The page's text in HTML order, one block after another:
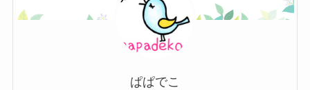
ぱぱでこ